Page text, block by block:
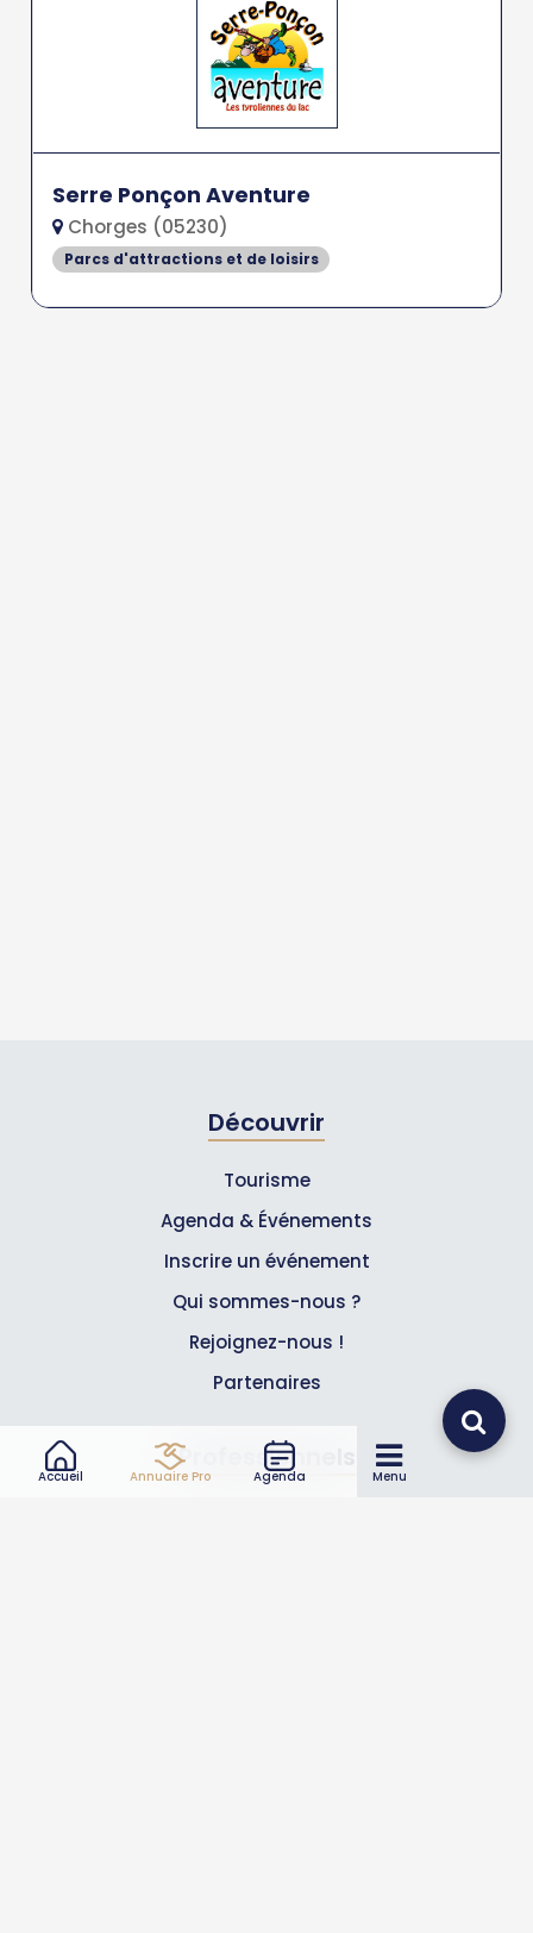
Accueil Annuaire Pro Agenda Menu
Serre Ponçon Aventure
Chorges (05230)
Parcs d'attractions et de loisirs
Découvrir
Tourisme
Agenda & Événements
Inscrire un événement
Qui sommes-nous ?
Rejoignez-nous !
Partenaires
Professionnels